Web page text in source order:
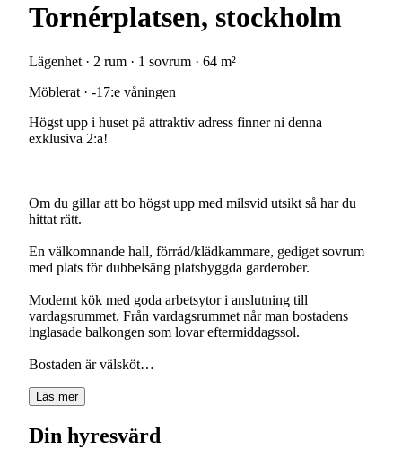
Tornérplatsen, stockholm
Lägenhet · 2 rum · 1 sovrum · 64 m²
Möblerat · -17:e våningen
Högst upp i huset på attraktiv adress finner ni denna
exklusiva 2:a!
Om du gillar att bo högst upp med milsvid utsikt så har du
hittat rätt.
En välkomnande hall, förråd/klädkammare, gediget sovrum
med plats för dubbelsäng platsbyggda garderober.
Modernt kök med goda arbetsytor i anslutning till
vardagsrummet. Från vardagsrummet når man bostadens
inglasade balkongen som lovar eftermiddagssol.
Bostaden är välsköt…
Läs mer
Din hyresvärd